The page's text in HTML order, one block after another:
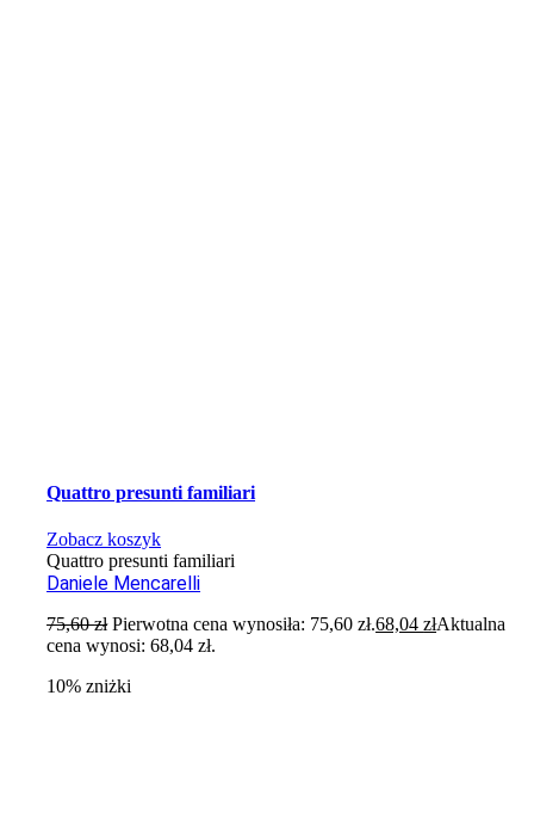
Quattro presunti familiari
Zobacz koszyk
Quattro presunti familiari
Daniele Mencarelli
75,60zł Pierwotna cena wynosiła: 75,60 zł.68,04złAktualna
cena wynosi: 68,04 zł.
10% zniżki